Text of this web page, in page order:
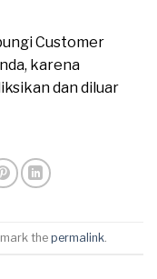
Customer
karena
dan diluar
the permalink